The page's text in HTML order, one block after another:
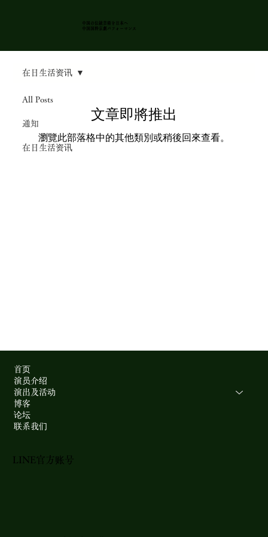
中国の伝統芸術を日本 へ
中国国粋京劇パフォーマンス
All Posts
通知
在日生活资讯
在日生活资讯
文章即將推出
瀏覽此部落格中的其他類別或稍後回來查看。
首页
演员介绍
演出及活动
博客
论坛
联系我们
LINE官方账号